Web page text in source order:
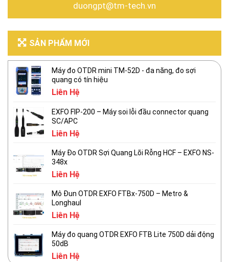
duongpt@tm-tech.vn
SẢN PHẨM MỚI
Máy đo OTDR mini TM-52D - đa năng, đo sợi
quang có tín hiệu
Liên Hệ
EXFO FIP-200 – Máy soi lỗi đầu connector quang
SC/APC
Liên Hệ
Máy Đo OTDR Sợi Quang Lõi Rỗng HCF – EXFO NS-
348x
Liên Hệ
Mô Đun OTDR EXFO FTBx-750D – Metro &
Longhaul
Liên Hệ
Máy đo quang OTDR EXFO FTB Lite 750D dải động
50dB
Liên Hệ